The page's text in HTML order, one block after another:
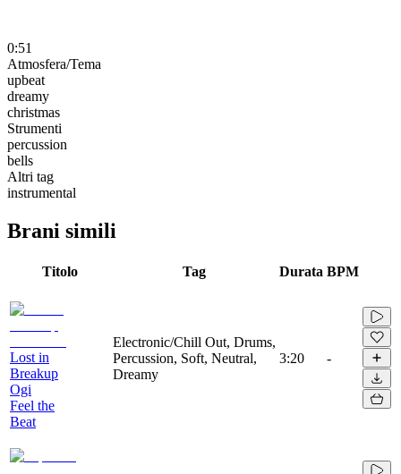
0:51
Atmosfera/Tema
upbeat
dreamy
christmas
Strumenti
percussion
bells
Altri tag
instrumental
Brani simili
Titolo Tag Durata BPM
Lost in
Breakup
Ogi
Feel the
Beat
Electronic/Chill Out, Drums,
Percussion, Soft, Neutral,
Dreamy
3:20 -